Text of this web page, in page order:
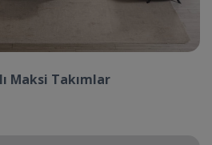
Maksi Takımlar